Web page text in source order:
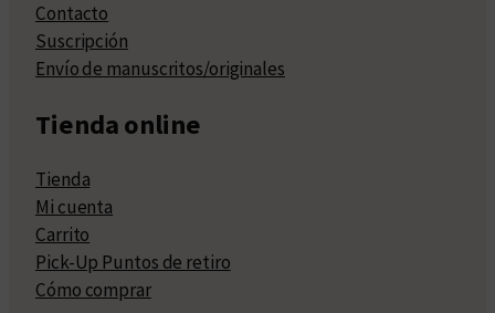
Contacto
Suscripción
Envío de manuscritos/originales
Tienda online
Tienda
Mi cuenta
Carrito
Pick-Up Puntos de retiro
Cómo comprar